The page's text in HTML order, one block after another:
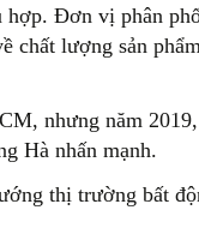
hợp. Đơn vị phân
chất lượng sản
nhưng năm
Hà nhấn mạnh.
thị trường bất